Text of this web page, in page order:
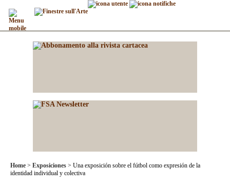
Home Exposiciones
Una exposición sobre el fútbol como expresión de la
identidad individual y colectiva